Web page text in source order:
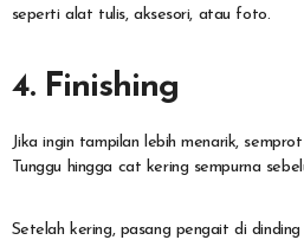
seperti alat tulis, aksesori, atau foto.
4. Finishing
Jika ingin tampilan lebih menarik,
Tunggu hingga cat kering sempurna
Setelah kering, pasang pengait di